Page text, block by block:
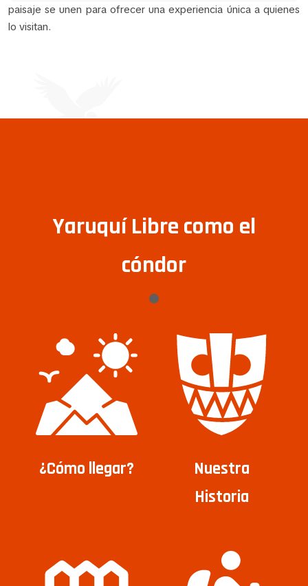
paisaje se unen para ofrecer una experiencia única a quienes
lo visitan.
Yaruquí Libre como el
cóndor
¿Cómo llegar?
Nuestra
Historia